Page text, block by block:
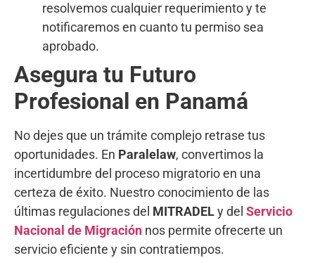
resolvemos cualquier requerimiento y te
notificaremos en cuanto tu permiso sea
aprobado.
Asegura tu Futuro
Profesional en Panamá
No dejes que un trámite complejo retrase tus
oportunidades. En Paralelaw, convertimos la
incertidumbre del proceso migratorio en una
certeza de éxito. Nuestro conocimiento de las
últimas regulaciones del MITRADELy del Servicio
Nacional de Migración nos permite ofrecerte un
servicio eficiente y sin contratiempos.